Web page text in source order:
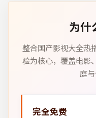
为什
整合国产影视大全热
验为核心，覆盖电影
庭
完全免费